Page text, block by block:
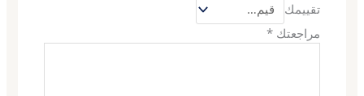
تقييمك
مراجعتك *